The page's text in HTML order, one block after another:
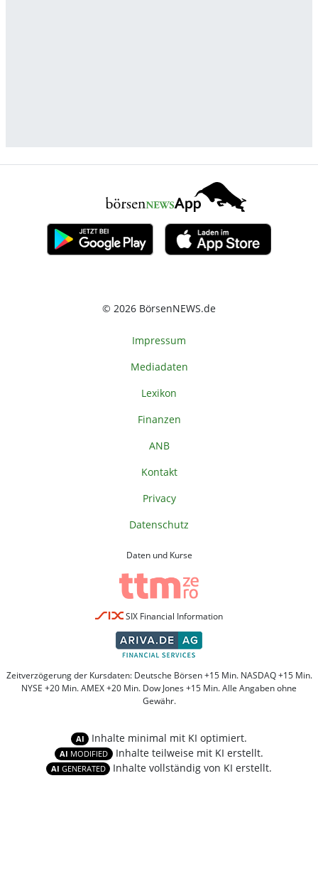
© 2026 BörsenNEWS.de
Impressum
Mediadaten
Lexikon
Finanzen
ANB
Kontakt
Privacy
Datenschutz
Daten und Kurse
SIX Financial Information
Zeitverzögerung der Kursdaten: Deutsche Börsen +15 Min. NASDAQ +15 Min.
NYSE +20 Min. AMEX +20 Min. Dow Jones +15 Min. Alle Angaben ohne
Gewähr.
AI Inhalte minimal mit KI optimiert.
AI MODIFIED Inhalte teilweise mit KI erstellt.
AI GENERATED Inhalte vollständig von KI erstellt.